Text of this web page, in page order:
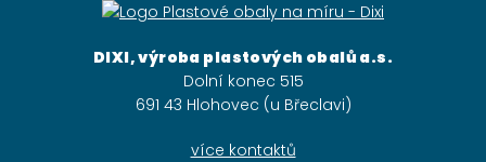
DIXI, výroba plastových obalů a.s.
Dolní konec 515
691 43 Hlohovec (u Břeclavi)
více kontaktů